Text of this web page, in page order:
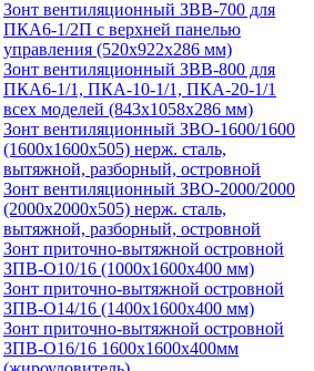
Зонт вентиляционный ЗВВ-700 для
ПКА6-1/2П с верхней панелью
управления (520х922х286 мм)
Зонт вентиляционный ЗВВ-800 для
ПКА6-1/1, ПКА-10-1/1, ПКА-20-1/1
всех моделей (843х1058х286 мм)
Зонт вентиляционный ЗВО-1600/1600
(1600х1600х505) нерж. сталь,
вытяжной, разборный, островной
Зонт вентиляционный ЗВО-2000/2000
(2000х2000х505) нерж. сталь,
вытяжной, разборный, островной
Зонт приточно-вытяжной островной
ЗПВ-О10/16 (1000х1600х400 мм)
Зонт приточно-вытяжной островной
ЗПВ-О14/16 (1400х1600х400 мм)
Зонт приточно-вытяжной островной
ЗПВ-О16/16 1600х1600х400мм